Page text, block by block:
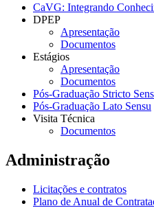
CaVG: Integrando
DPEP
Apresentação
Documentos
Estágios
Apresentação
Documentos
Pós-Graduação Stricto
Pós-Graduação Lato Sensu
Visita Técnica
Documentos
Administração
Licitações e contratos
Plano de Anual de